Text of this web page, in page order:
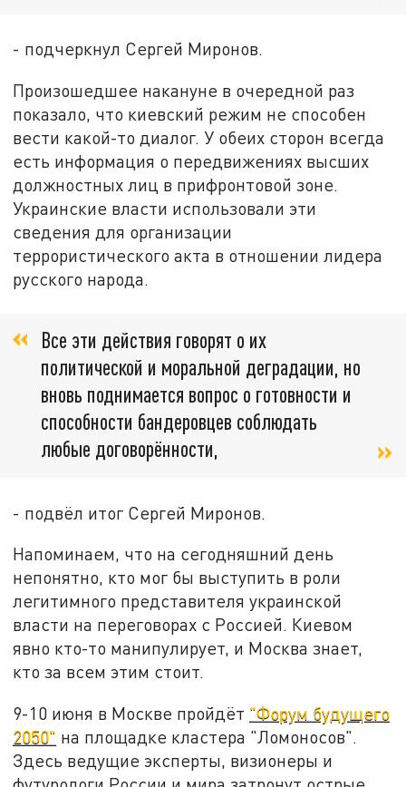
- подчеркнул Сергей Миронов.
Произошедшее накануне в очередной раз
показало, что киевский режим не способен
вести какой-то диалог. У обеих сторон всегда
есть информация о передвижениях высших
должностных лиц в прифронтовой зоне.
Украинские власти использовали эти
сведения для организации
террористического акта в отношении лидера
русского народа.
Все эти действия говорят о их
политической и моральной деградации, но
вновь поднимается вопрос о готовности и
способности бандеровцев соблюдать
любые договорённости,
- подвёл итог Сергей Миронов.
Напоминаем, что на сегодняшний день
непонятно, кто мог бы выступить в роли
легитимного представителя украинской
власти на переговорах с Россией. Киевом
явно кто-то манипулирует, и Москва знает,
кто за всем этим стоит.
9-10 июня в Москве пройдёт "Форум будущего
2050" на площадке кластера "Ломоносов".
Здесь ведущие эксперты, визионеры и